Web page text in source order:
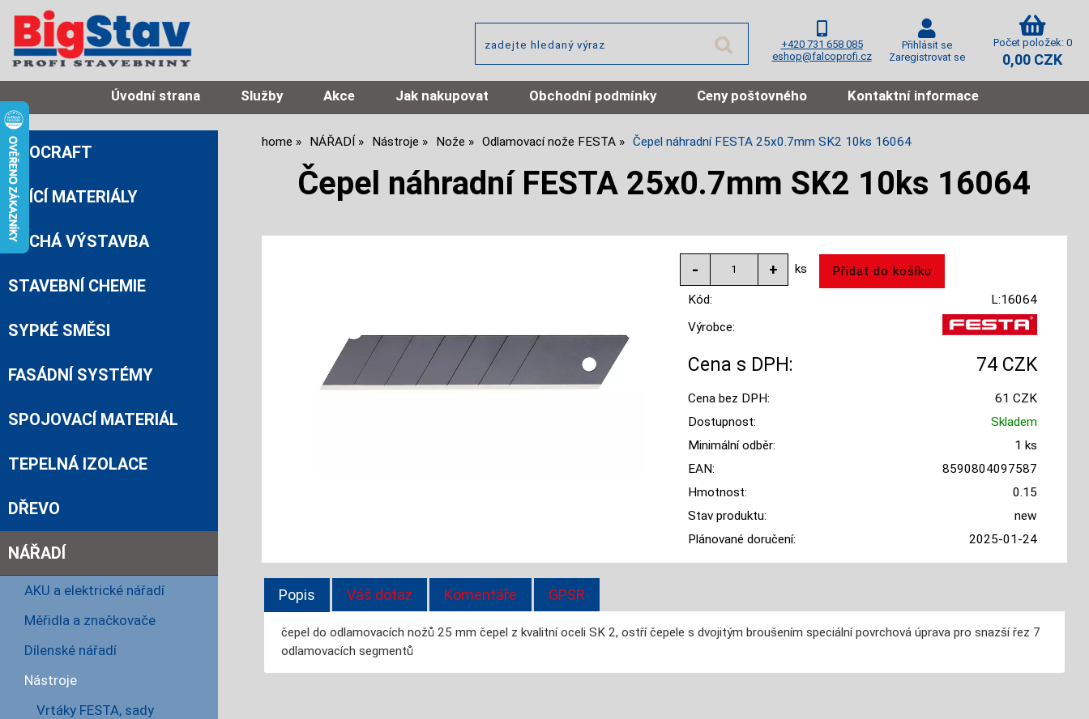
+420 731 658 085
eshop@falcoprofi.cz
Přihlásit se
Zaregistrovat se
Počet položek: 0
0,00 CZK
Úvodní strana Služby Akce Jak nakupovat Obchodní podmínky Ceny poštovného Kontaktní informace
home NÁŘADÍ Nástroje Nože Odlamovací nože FESTA Čepel náhradní FESTA 25x0.7mm SK2 10ks 16064
Čepel náhradní FESTA 25x0.7mm SK2 10ks 16064
ks
Kód:
L:16064
Výrobce:
Cena s DPH: 74 CZK
Cena bez DPH:
61 CZK
Dostupnost:
Skladem
Minimální odběr:
1 ks
EAN:
8590804097587
Hmotnost:
0.15
Stav produktu:
new
Plánované doručení:
2025-01-24
Popis Váš dotaz Komentáře GPSR
čepel do odlamovacích nožů 25 mm čepel z kvalitní oceli SK 2, ostří čepele s dvojitým broušením speciální povrchová úprava pro snazší řez 7
odlamovacích segmentů
PROCRAFT
ZDÍCÍ MATERIÁLY
SUCHÁ VÝSTAVBA
STAVEBNÍ CHEMIE
SYPKÉ SMĚSI
FASÁDNÍ SYSTÉMY
SPOJOVACÍ MATERIÁL
TEPELNÁ IZOLACE
DŘEVO
NÁŘADÍ
AKU a elektrické nářadí
Měřidla a značkovače
Dílenské nářadí
Nástroje
Vrtáky FESTA, sady